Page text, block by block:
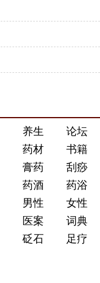
养生
论坛
药材
书籍
膏药
刮痧
药酒
药浴
男性
女性
医案
词典
砭石 足疗